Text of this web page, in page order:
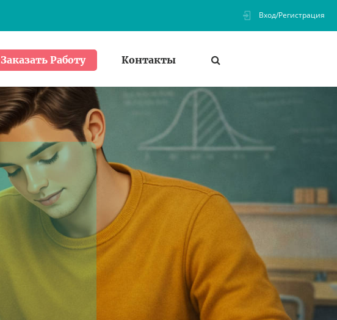
Вход/Регистрация
Заказать Работу Контакты